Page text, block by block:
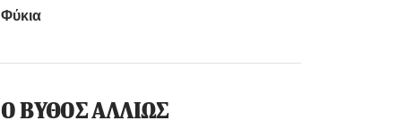
Φύκια
Ο ΒΥΘΟΣ ΑΛΛΙΩΣ